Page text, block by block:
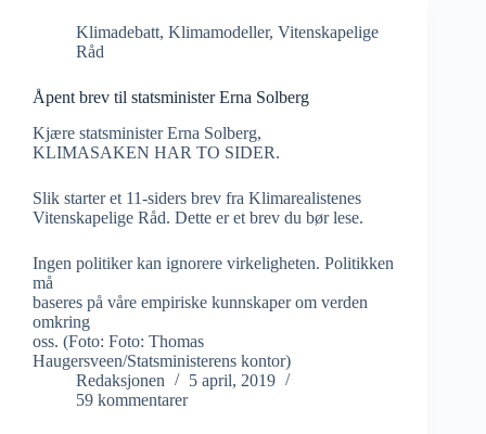
Klimadebatt, Klimamodeller, Vitenskapelige
Råd
Åpent brev til statsminister Erna Solberg
Kjære statsminister Erna Solberg,
KLIMASAKEN HAR TO SIDER.
Slik starter et 11-siders brev fra Klimarealistenes
Vitenskapelige Råd. Dette er et brev du bør lese.
Ingen politiker kan ignorere virkeligheten. Politikken
må
baseres på våre empiriske kunnskaper om verden
omkring
oss. (Foto: Foto: Thomas
Haugersveen/Statsministerens kontor)
Redaksjonen
5 april, 2019
59 kommentarer